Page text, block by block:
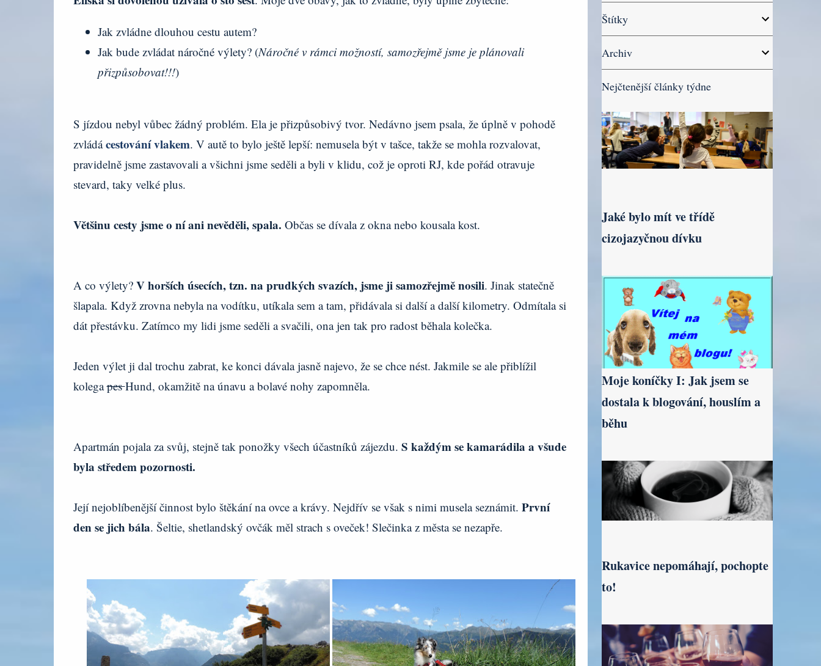
Jak zvládne dlouhou cestu autem?
Jak bude zvládat náročné výlety? (Náročné v rámci možností, samozřejmě jsme je plánovali
přizpůsobovat!!!)
S jízdou nebyl vůbec žádný problém. Ela je přizpůsobivý tvor. Nedávno jsem psala, že úplně v pohodě
zvládá cestování vlakem. V autě to bylo ještě lepší: nemusela být v tašce, takže se mohla rozvalovat,
pravidelně jsme zastavovali a všichni jsme seděli a byli v klidu, což je oproti RJ, kde pořád otravuje
stevard, taky velké plus.
Většinu cesty jsme o ní ani nevěděli, spala. Občas se dívala z okna nebo kousala kost.
A co výlety? V horších úsecích, tzn. na prudkých svazích, jsme ji samozřejmě nosili. Jinak statečně
šlapala. Když zrovna nebyla na vodítku, utíkala sem a tam, přidávala si další a další kilometry. Odmítala si
dát přestávku. Zatímco my lidi jsme seděli a svačili, ona jen tak pro radost běhala kolečka.
Jeden výlet ji dal trochu zabrat, ke konci dávala jasně najevo, že se chce nést. Jakmile se ale přiblížil
kolegapesHund, okamžitě na únavu a bolavé nohy zapomněla.
Apartmán pojala za svůj, stejně tak ponožky všech účastníků zájezdu. S každým se kamarádila a všude
byla středem pozornosti.
Její nejoblíbenější činnost bylo štěkání na ovce a krávy. Nejdřív se však s nimi musela seznámit. První
den se jich bála. Šeltie, shetlandský ovčák měl strach s oveček! Slečinka z města se nezapře.
Štítky
Archiv
Nejčtenější články týdne
Jaké bylo mít ve třídě
cizojazyčnou dívku
Moje koníčky I: Jak jsem se
dostala k blogování, houslím a
běhu
Rukavice nepomáhají, pochopte
to!